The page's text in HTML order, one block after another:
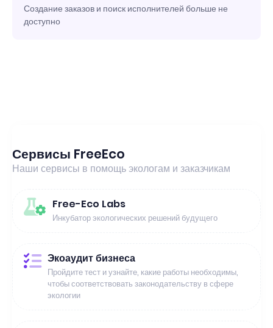
Создание заказов и поиск исполнителей больше не
доступно
Сервисы FreeEco
Наши сервисы в помощь экологам и заказчикам
Free-Eco Labs
Инкубатор экологических решений будущего
Экоаудит бизнеса
Пройдите тест и узнайте, какие работы необходимы,
чтобы соответствовать законодательству в сфере
экологии